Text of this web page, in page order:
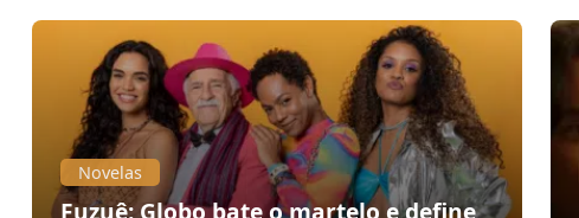
Novelas
Fuzuê: Globo bate o martelo e define